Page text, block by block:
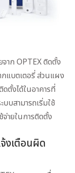
าก OPTEX ติดตั้ง
กแบตเตอรี่ ส่วนแผง
ตั้งได้ในอาคารที่
บสามารถเริ่มใช้
ายในการติดตั้ง
งเตือนผิด